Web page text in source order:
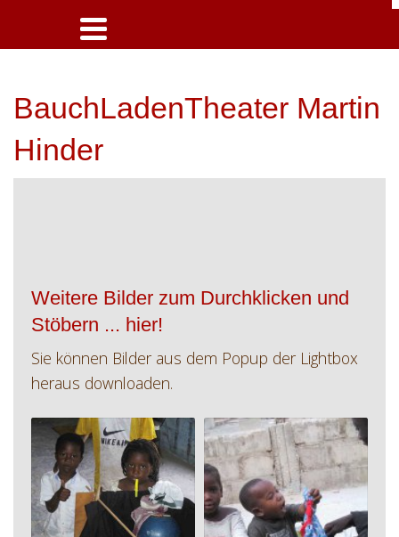
BauchLadenTheater Martin
Hinder
Weitere Bilder zum Durchklicken und
Stöbern ... hier!
Sie können Bilder aus dem Popup der Lightbox
heraus downloaden.